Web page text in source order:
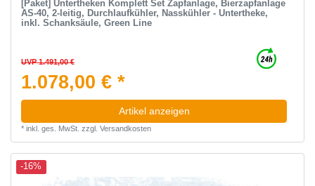
[Paket] Untertheken Komplett Set Zapfanlage, Bierzapfanlage
AS-40, 2-leitig, Durchlaufkühler, Nasskühler - Untertheke,
inkl. Schanksäule, Green Line
UVP 1.491,00 €
1.078,00 € *
Artikel anzeigen
* inkl. ges. MwSt. zzgl. Versandkosten
-16%